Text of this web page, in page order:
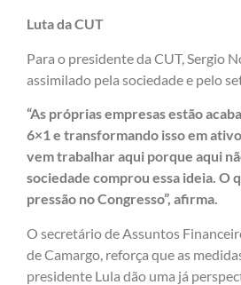
Luta da CUT
Para o presidente da CUT, Sergio
assimilado pela sociedade e pelo
“As próprias empresas estão
6×1 e transformando isso em
vem trabalhar aqui porque aqui
sociedade comprou essa ideia. O
pressão no Congresso”, afirma.
O secretário de Assuntos
de Camargo, reforça que as
presidente Lula dão uma já